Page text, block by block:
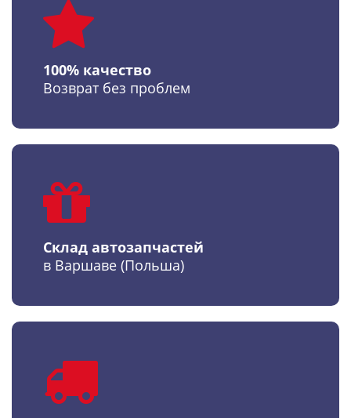
100% качество
Возврат без проблем
Склад автозапчастей
в Варшаве (Польша)